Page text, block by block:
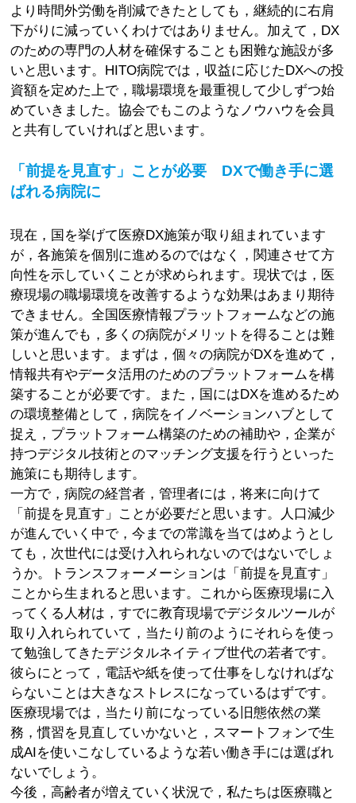
より時間外労働を削減できたとしても，継続的に右肩
下がりに減っていくわけではありません。加えて，DX
のための専門の人材を確保することも困難な施設が多
いと思います。HITO病院では，収益に応じたDXへの投
資額を定めた上で，職場環境を最重視して少しずつ始
めていきました。協会でもこのようなノウハウを会員
と共有していければと思います。
「前提を見直す」ことが必要 DXで働き手に選
ばれる病院に
現在，国を挙げて医療DX施策が取り組まれています
が，各施策を個別に進めるのではなく，関連させて方
向性を示していくことが求められます。現状では，医
療現場の職場環境を改善するような効果はあまり期待
できません。全国医療情報プラットフォームなどの施
策が進んでも，多くの病院がメリットを得ることは難
しいと思います。まずは，個々の病院がDXを進めて，
情報共有やデータ活用のためのプラットフォームを構
築することが必要です。また，国にはDXを進めるため
の環境整備として，病院をイノベーションハブとして
捉え，プラットフォーム構築のための補助や，企業が
持つデジタル技術とのマッチング支援を行うといった
施策にも期待します。
一方で，病院の経営者，管理者には，将来に向けて
「前提を見直す」ことが必要だと思います。人口減少
が進んでいく中で，今までの常識を当てはめようとし
ても，次世代には受け入れられないのではないでしょ
うか。トランスフォーメーションは「前提を見直す」
ことから生まれると思います。これから医療現場に入
ってくる人材は，すでに教育現場でデジタルツールが
取り入れられていて，当たり前のようにそれらを使っ
て勉強してきたデジタルネイティブ世代の若者です。
彼らにとって，電話や紙を使って仕事をしなければな
らないことは大きなストレスになっているはずです。
医療現場では，当たり前になっている旧態依然の業
務，慣習を見直していかないと，スマートフォンで生
成AIを使いこなしているような若い働き手には選ばれ
ないでしょう。
今後，高齢者が増えていく状況で，私たちは医療職と